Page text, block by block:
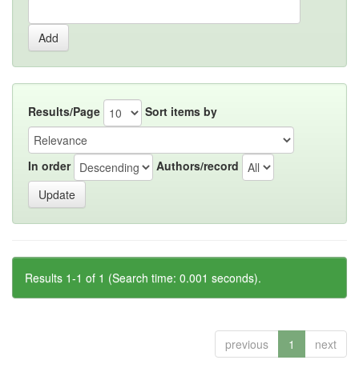
Results/Page Sort items by
In order Authors/record
Results 1-1 of 1 (Search time: 0.001 seconds).
previous 1 next